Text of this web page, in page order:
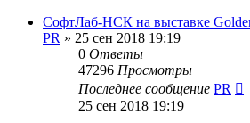
СофтЛаб-НСК на выставке
PR » 25 сен 2018 19:19
0 Ответы
47296 Просмотры
Последнее сообщение PR
25 сен 2018 19:19